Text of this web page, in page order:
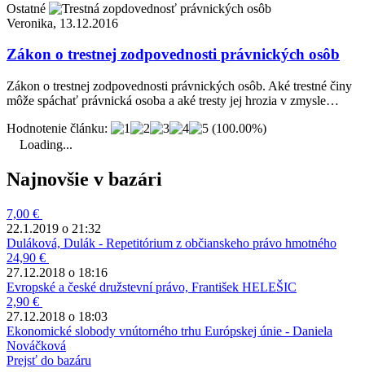
Ostatné
Veronika, 13.12.2016
Zákon o trestnej zodpovednosti právnických osôb
Zákon o trestnej zodpovednosti právnických osôb. Aké trestné činy
môže spáchať právnická osoba a aké tresty jej hrozia v zmysle…
Hodnotenie článku:
(100.00%)
Loading...
Najnovšie v bazári
7,00 €
22.1.2019 o 21:32
Duláková, Dulák - Repetitórium z občianskeho právo hmotného
24,90 €
27.12.2018 o 18:16
Evropské a české družstevní právo, František HELEŠIC
2,90 €
27.12.2018 o 18:03
Ekonomické slobody vnútorného trhu Európskej únie - Daniela
Nováčková
Prejsť do bazáru